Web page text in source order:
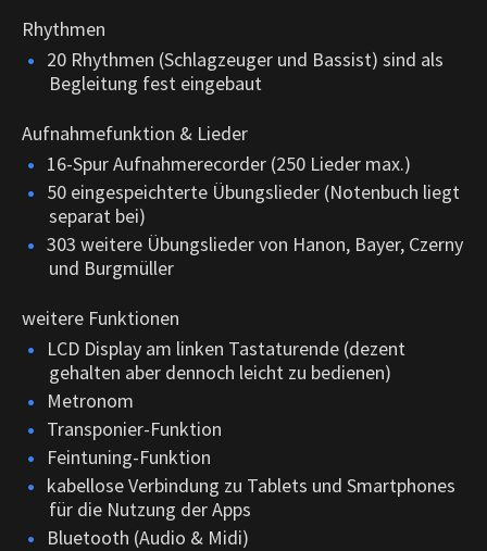
Rhythmen
20 Rhythmen (Schlagzeuger und Bassist) sind als
Begleitung fest eingebaut
Aufnahmefunktion & Lieder
16-Spur Aufnahmerecorder (250 Lieder max.)
50 eingespeichterte Übungslieder (Notenbuch liegt
separat bei)
303 weitere Übungslieder von Hanon, Bayer, Czerny
und Burgmüller
weitere Funktionen
LCD Display am linken Tastaturende (dezent
gehalten aber dennoch leicht zu bedienen)
Metronom
Transponier-Funktion
Feintuning-Funktion
kabellose Verbindung zu Tablets und Smartphones
für die Nutzung der Apps
Bluetooth (Audio & Midi)